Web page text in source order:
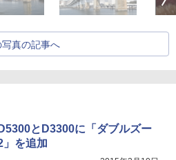
写真の記事へ
とD3300に「ダブルズー
」を追加